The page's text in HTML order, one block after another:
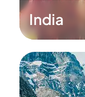
India